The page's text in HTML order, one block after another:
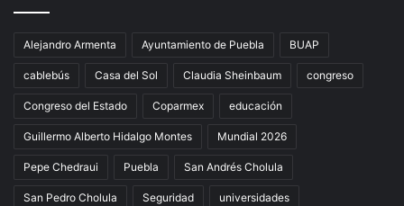
Alejandro Armenta Ayuntamiento de Puebla BUAP
cablebús Casa del Sol Claudia Sheinbaum congreso
Congreso del Estado Coparmex educación
Guillermo Alberto Hidalgo Montes Mundial 2026
Pepe Chedraui Puebla San Andrés Cholula
San Pedro Cholula Seguridad universidades